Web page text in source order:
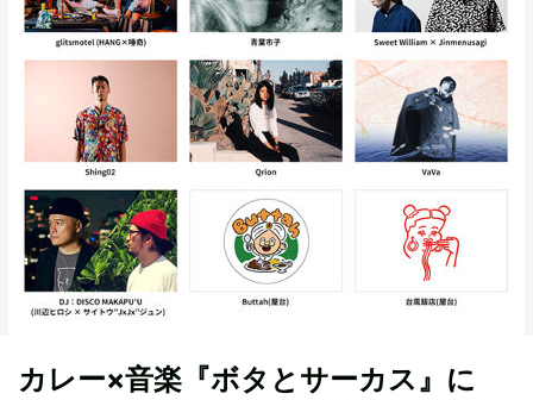
カレー×音楽『ボタとサーカス』に